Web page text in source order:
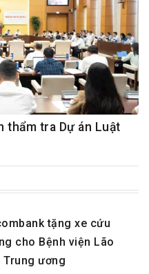
thẩm tra Dự án Luật
tặng xe cứu
cho Bệnh viện Lão
Trung ương